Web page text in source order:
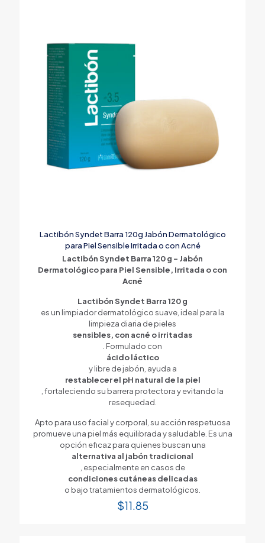
Lactibón Syndet Barra 120g Jabón Dermatológico
para Piel Sensible Irritada o con Acné
Lactibón Syndet Barra 120 g – Jabón
Dermatológico para Piel Sensible, Irritada o con
Acné
Lactibón Syndet Barra 120 g
es un limpiador dermatológico suave, ideal para la
limpieza diaria de pieles
sensibles, con acné o irritadas
. Formulado con
ácido láctico
y libre de jabón, ayuda a
restablecer el pH natural de la piel
, fortaleciendo su barrera protectora y evitando la
resequedad.
Apto para uso facial y corporal, su acción respetuosa
promueve una piel más equilibrada y saludable. Es una
opción eficaz para quienes buscan una
alternativa al jabón tradicional
, especialmente en casos de
condiciones cutáneas delicadas
o bajo tratamientos dermatológicos.
$11.85